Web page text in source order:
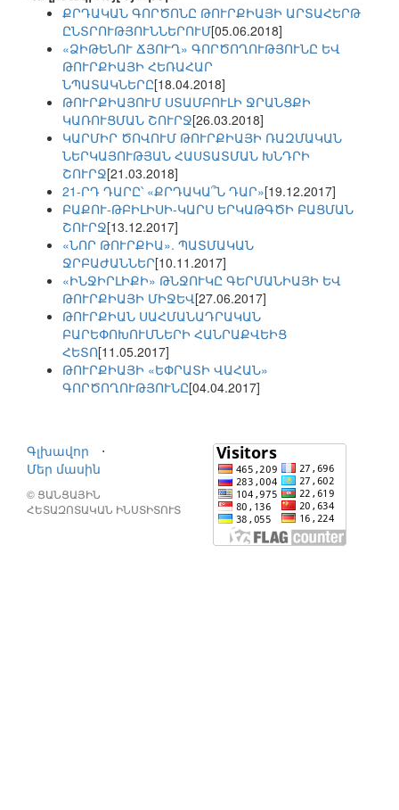
ՔՐԴԱԿԱՆ ԳՈՐԾՈՆԸ ԹՈՒՐՔԻԱՅԻ ԱՐՏԱՀԵՐԹ
ԸՆՏՐՈՒԹՅՈՒՆՆԵՐՈՒՄ[05.06.2018]
«ՁԻԹԵՆՈՒ ՃՅՈՒՂ» ԳՈՐԾՈՂՈՒԹՅՈՒՆԸ ԵՎ
ԹՈՒՐՔԻԱՅԻ ՀԵՌԱՀԱՐ
ՆՊԱՏԱԿՆԵՐԸ[18.04.2018]
ԹՈՒՐՔԻԱՅՈՒՄ ՍՏԱՄԲՈՒԼԻ ՋՐԱՆՑՔԻ
ԿԱՌՈՒՑՄԱՆ ՇՈՒՐՋ[26.03.2018]
ԿԱՐՄԻՐ ԾՈՎՈՒՄ ԹՈՒՐՔԻԱՅԻ ՌԱԶՄԱԿԱՆ
ՆԵՐԿԱՅՈՒԹՅԱՆ ՀԱՍՏԱՏՄԱՆ ԽՆԴՐԻ
ՇՈՒՐՋ[21.03.2018]
21-ՐԴ ԴԱՐԸ՝ «ՔՐԴԱԿԱ՞Ն ԴԱՐ»[19.12.2017]
ԲԱՔՈՒ-ԹԲԻԼԻՍԻ-ԿԱՐՍ ԵՐԿԱԹԳԾԻ ԲԱՑՄԱՆ
ՇՈՒՐՋ[13.12.2017]
«ՆՈՐ ԹՈՒՐՔԻԱ». ՊԱՏՄԱԿԱՆ
ՋՐԲԱԺԱՆՆԵՐ[10.11.2017]
«ԻՆՋԻՐԼԻՔԻ» ԹՆՋՈՒԿԸ ԳԵՐՄԱՆԻԱՅԻ ԵՎ
ԹՈՒՐՔԻԱՅԻ ՄԻՋԵՎ[27.06.2017]
ԹՈՒՐՔԻԱՆ ՍԱՀՄԱՆԱԴՐԱԿԱՆ
ԲԱՐԵՓՈԽՈՒՄՆԵՐԻ ՀԱՆՐԱՔՎԵԻՑ
ՀԵՏՈ[11.05.2017]
ԹՈՒՐՔԻԱՅԻ «ԵՓՐԱՏԻ ՎԱՀԱՆ»
ԳՈՐԾՈՂՈՒԹՅՈՒՆԸ[04.04.2017]
Գլխավոր
⋅
Մեր մասին
© ՑԱՆՑԱՅԻՆ
ՀԵՏԱԶՈՏԱԿԱՆ ԻՆՍՏԻՏՈՒՏ